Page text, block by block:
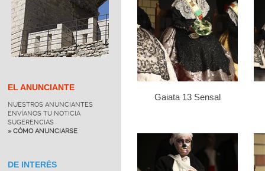
EL ANUNCIANTE
NUESTROS ANUNCIANTES
ENVÍANOS TU NOTICIA
SUGERENCIAS
» CÓMO ANUNCIARSE
DE INTERÉS
Gaiata 13 Sensal